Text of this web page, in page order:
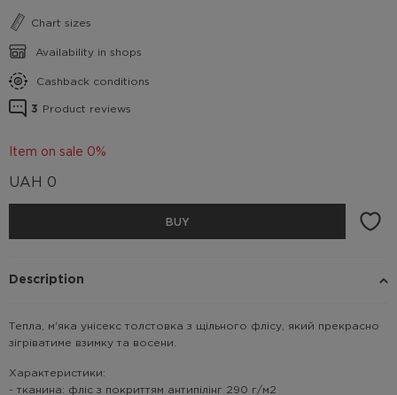
Chart sizes
Availability in shops
Cashback conditions
3 Product reviews
Item on sale 0%
UAH 0
BUY
Description
Тепла, м'яка унісекс толстовка з щільного флісу, який прекрасно
зігріватиме взимку та восени.
Характеристики:
- тканина: фліс з покриттям антипілінг 290 г/м2